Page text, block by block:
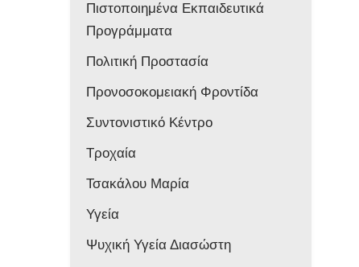
Πιστοποιημένα Εκπαιδευτικά
Προγράμματα
Πολιτική Προστασία
Προνοσοκομειακή Φροντίδα
Συντονιστικό Κέντρο
Τροχαία
Τσακάλου Μαρία
Υγεία
Ψυχική Υγεία Διασώστη